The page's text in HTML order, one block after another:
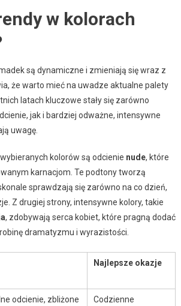
w kolorach
są dynamiczne i zmieniają się wraz z
że warto mieć na uwadze aktualne palety
latach kluczowe stały się zarówno
jak i bardziej odważne, intensywne
uwagę.
kolorów są odcienie nude, które
karnacjom. Te podtony tworzą
sprawdzają się zarówno na co dzień,
Z drugiej strony, intensywne kolory, takie
, zdobywają serca kobiet, które pragną dodać
dramatyzmu i wyrazistości.
Najlepsze okazje
odcienie, zbliżone
Codzienne